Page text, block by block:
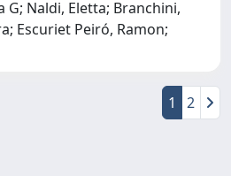
G; Naldi, Eletta; Branchini,
Escuriet Peiró, Ramon;
1 2